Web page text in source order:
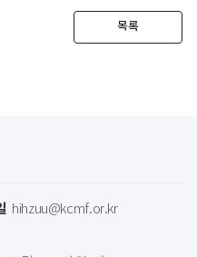
목록
hihzuu@kcmf.or.kr